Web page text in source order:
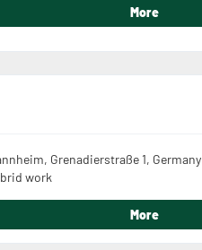
More
Grenadierstraße 1, Germany
work
More